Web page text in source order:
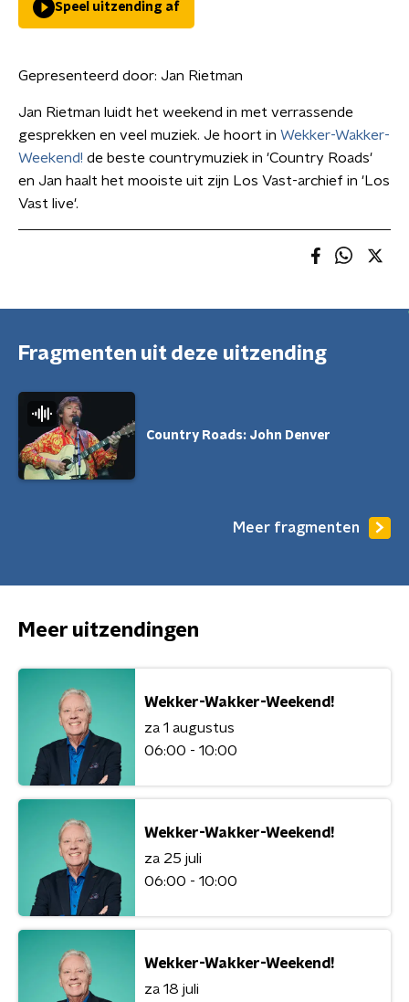
Speel uitzending af
Gepresenteerd door: Jan Rietman
Jan Rietman luidt het weekend in met verrassende
gesprekken en veel muziek. Je hoort in Wekker-Wakker-
Weekend! de beste countrymuziek in 'Country Roads'
en Jan haalt het mooiste uit zijn Los Vast-archief in 'Los
Vast live'.
Fragmenten uit deze uitzending
Country Roads: John Denver
Meer fragmenten
Meer uitzendingen
Wekker-Wakker-Weekend!
za 1 augustus
06:00 - 10:00
Wekker-Wakker-Weekend!
za 25 juli
06:00 - 10:00
Wekker-Wakker-Weekend!
za 18 juli